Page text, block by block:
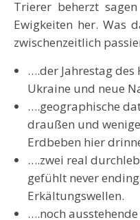
Trierer beherzt
Ewigkeiten her. Was
zwischenzeitlich
….der Jahrestag
Ukraine und neue
….geographische
draußen und
Erdbeben hier
….zwei real
gefühlt never
Erkältungswellen.
….noch